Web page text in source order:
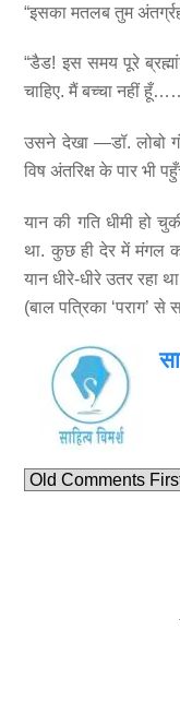
“इसका मतलब तुम
“डैड! इस समय पूरे
चाहिए. मैं बच्चा नहीं
उसने देखा —डॉ. लोबो
विष अंतरिक्ष के पार भी
यान की गति धीमी हो
था. कुछ ही देर में मंगल
यान धीरे-धीरे उतर रहा
(बाल पत्रिका ‘पराग’ से